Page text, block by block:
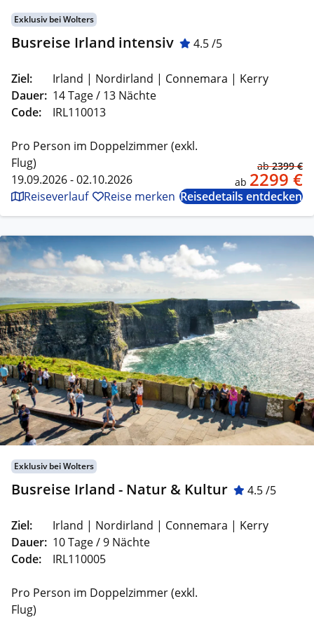
Exklusiv bei Wolters
Busreise Irland intensiv 4.5 /5
Ziel:
Irland | Nordirland | Connemara | Kerry
Dauer: 14 Tage / 13 Nächte
Code:
IRL110013
Pro Person im Doppelzimmer (exkl.
Flug)
19.09.2026 - 02.10.2026
ab2399 €
ab 2299 €
Reiseverlauf Reise merken Reisedetails entdecken
Exklusiv bei Wolters
Busreise Irland - Natur & Kultur 4.5 /5
Ziel:
Irland | Nordirland | Connemara | Kerry
Dauer: 10 Tage / 9 Nächte
Code:
IRL110005
Pro Person im Doppelzimmer (exkl.
Flug)